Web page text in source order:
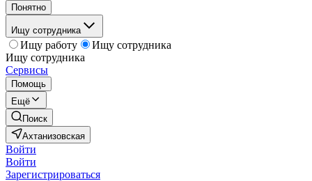
Понятно
Ищу сотрудника
Ищу работу
Ищу сотрудника
Ищу сотрудника
Сервисы
Помощь
Ещё
Поиск
Ахтанизовская
Войти
Войти
Зарегистрироваться